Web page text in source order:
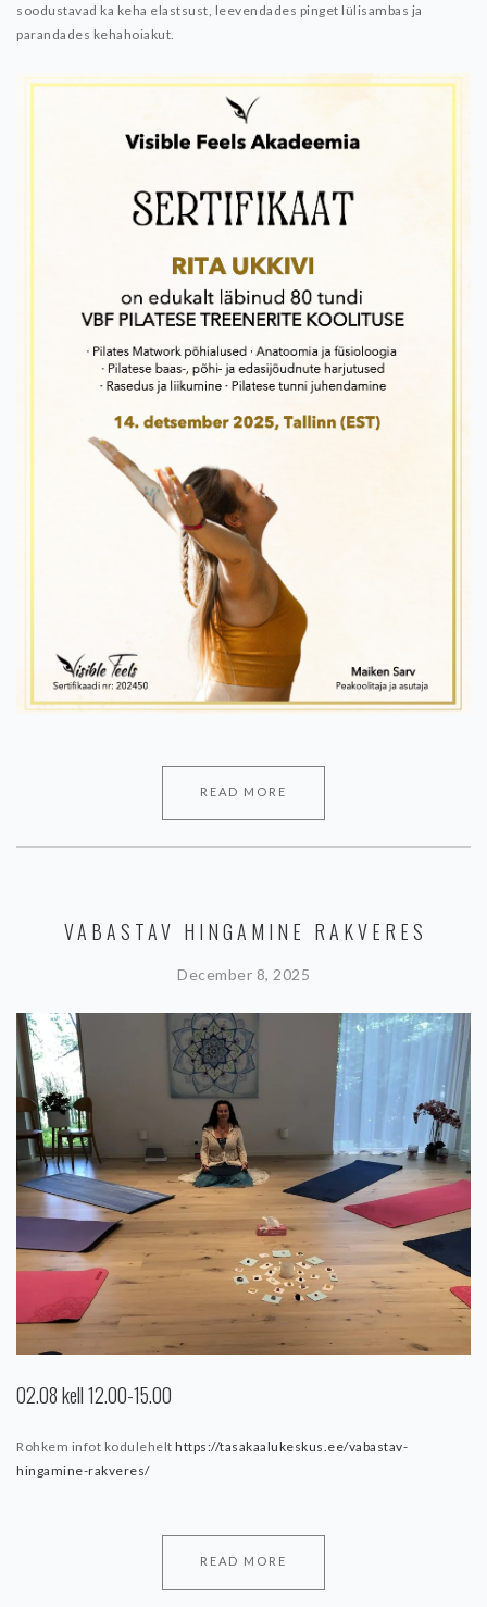
soodustavad ka keha elastsust, leevendades pinget lülisambas ja
parandades kehahoiakut.
READ MORE
VABASTAV HINGAMINE RAKVERES
December 8, 2025
02.08 kell 12.00-15.00
Rohkem infot kodulehelt https://tasakaalukeskus.ee/vabastav-
hingamine-rakveres/
READ MORE